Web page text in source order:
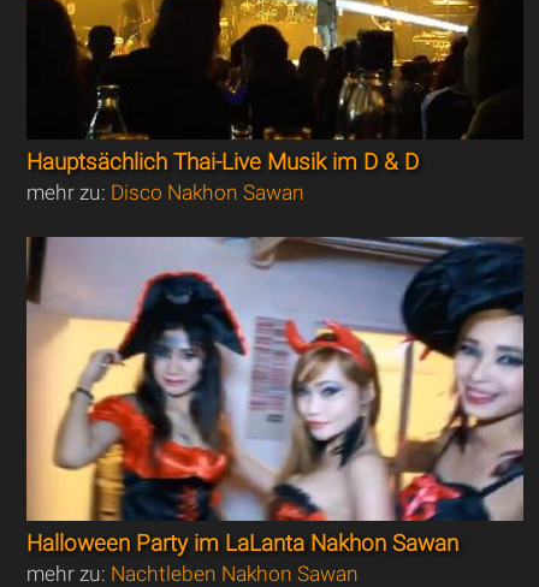
Hauptsächlich Thai-Live Musik im D & D
mehr zu: Disco Nakhon Sawan
Halloween Party im LaLanta Nakhon Sawan
mehr zu: Nachtleben Nakhon Sawan